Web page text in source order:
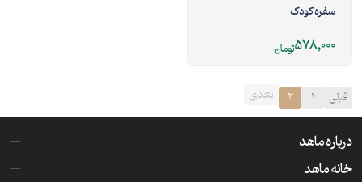
سفره کودک
578,000تومان
قبلی 1
2 بعدی
درباره ماهد
خانه ماهد